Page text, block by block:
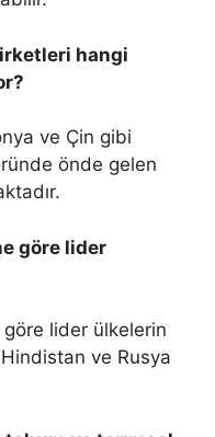
hangi
ve Çin gibi
önde gelen
göre lider
lider ülkelerin
ve Rusya